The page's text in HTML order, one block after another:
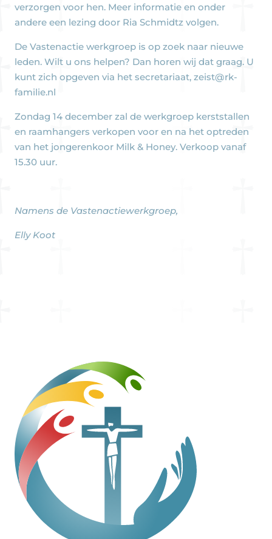
verzorgen voor hen. Meer informatie en onder
andere een lezing door Ria Schmidtz volgen.
De Vastenactie werkgroep is op zoek naar nieuwe
leden. Wilt u ons helpen? Dan horen wij dat graag. U
kunt zich opgeven via het secretariaat, zeist@rk-
familie.nl
Zondag 14 december zal de werkgroep kerststallen
en raamhangers verkopen voor en na het optreden
van het jongerenkoor Milk & Honey. Verkoop vanaf
15.30 uur.
Namens de Vastenactiewerkgroep,
Elly Koot